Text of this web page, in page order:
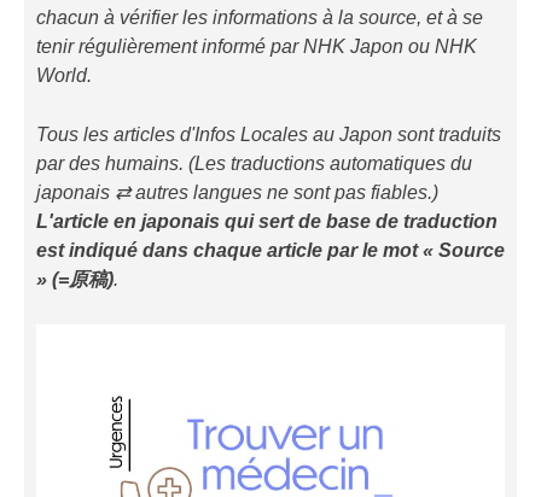
chacun à vérifier les informations à la source, et à se
tenir régulièrement informé par NHK Japon ou NHK
World.
Tous les articles d'Infos Locales au Japon sont traduits
par des humains. (Les traductions automatiques du
japonais ⇄ autres langues ne sont pas fiables.)
L'article en japonais qui sert de base de traduction
est indiqué dans chaque article par le mot « Source
» (=原稿).